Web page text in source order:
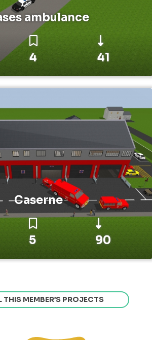
ambulance
4 41
Caserne
5 90
THIS MEMBER’S PROJECTS